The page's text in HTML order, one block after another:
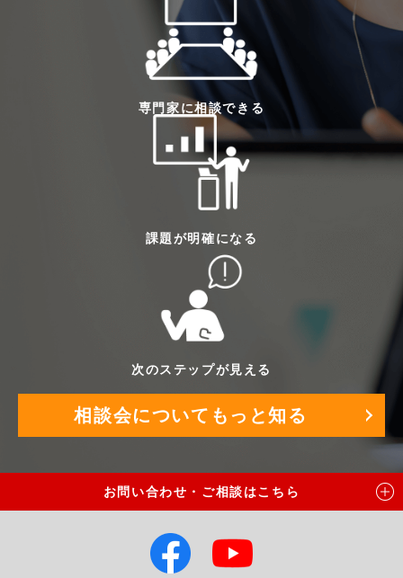
専門家に相談できる
課題が明確になる
次のステップが見える
相談会についてもっと知る
お問い合わせ・ご相談はこちら
お問い合わせ
専門家による
無料相談会申し込み